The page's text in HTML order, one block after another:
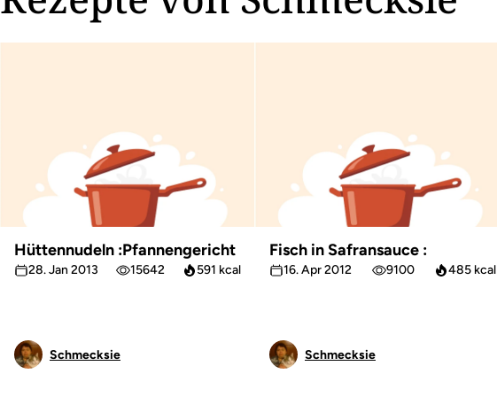
Hüttennudeln :Pfannengericht
28. Jan 2013 15642 591 kcal
Schmecksie
Fisch in Safransauce :
16. Apr 2012 9100 485 kcal
Schmecksie